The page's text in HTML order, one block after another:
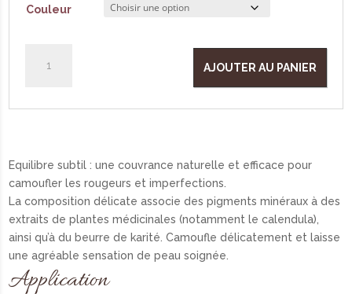
Couleur
Equilibre subtil : une couvrance naturelle et efficace pour
camoufler les rougeurs et imperfections.
La composition délicate associe des pigments minéraux à des
extraits de plantes médicinales (notamment le calendula),
ainsi qu’à du beurre de karité. Camoufle délicatement et laisse
une agréable sensation de peau soignée.
Application